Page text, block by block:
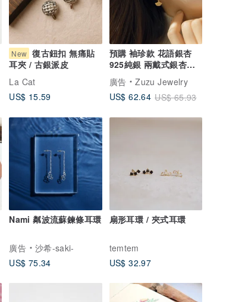
New 復古鈕扣 無痛貼
耳夾 / 古銀派皮
La Cat
US$ 15.59
預購 袖珍款 花語銀杏
925純銀 兩戴式銀杏耳
環
廣告
Zuzu Jewelry
US$ 62.64 US$ 65.93
Nami 粼波流蘇鍊條耳環
廣告
沙希-saki-
US$ 75.34
扇形耳環 / 夾式耳環
temtem
US$ 32.97